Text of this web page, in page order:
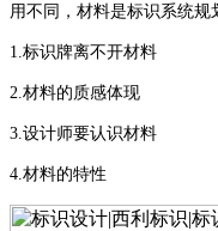
用不同，材料是标识系统规
1. 标识牌离不开材料
2. 材料的质感体现
3. 设计师要认识材料
4. 材料的特性